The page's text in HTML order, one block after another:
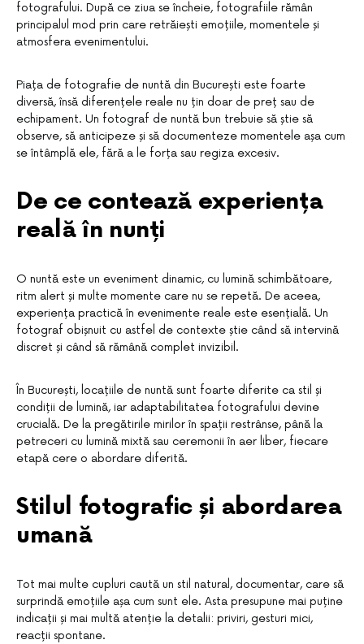
fotografului. După ce ziua se încheie, fotografiile rămân
principalul mod prin care retrăiești emoțiile, momentele și
atmosfera evenimentului.
Piața de fotografie de nuntă din București este foarte
diversă, însă diferențele reale nu țin doar de preț sau de
echipament. Un fotograf de nuntă bun trebuie să știe să
observe, să anticipeze și să documenteze momentele așa cum
se întâmplă ele, fără a le forța sau regiza excesiv.
De ce contează experiența
reală în nunți
O nuntă este un eveniment dinamic, cu lumină schimbătoare,
ritm alert și multe momente care nu se repetă. De aceea,
experiența practică în evenimente reale este esențială. Un
fotograf obișnuit cu astfel de contexte știe când să intervină
discret și când să rămână complet invizibil.
În București, locațiile de nuntă sunt foarte diferite ca stil și
condiții de lumină, iar adaptabilitatea fotografului devine
crucială. De la pregătirile mirilor în spații restrânse, până la
petreceri cu lumină mixtă sau ceremonii în aer liber, fiecare
etapă cere o abordare diferită.
Stilul fotografic și abordarea
umană
Tot mai multe cupluri caută un stil natural, documentar, care să
surprindă emoțiile așa cum sunt ele. Asta presupune mai puține
indicații și mai multă atenție la detalii: priviri, gesturi mici,
reacții spontane.